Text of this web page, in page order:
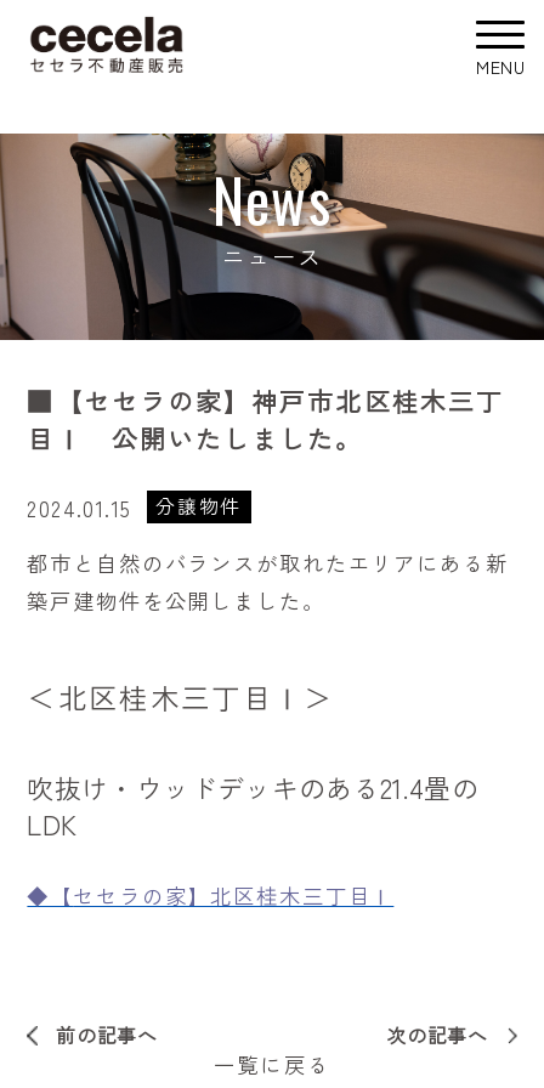
News
ニュース
■【セセラの家】神戸市北区桂木三丁
目Ⅰ 公開いたしました。
2024.01.15 分譲物件
都市と自然のバランスが取れたエリアにある新
築戸建物件を公開しました。
＜北区桂木三丁目Ⅰ＞
吹抜け・ウッドデッキのある21.4畳の
LDK
◆【セセラの家】北区桂木三丁目Ⅰ
前の記事へ 次の記事へ
一覧に戻る